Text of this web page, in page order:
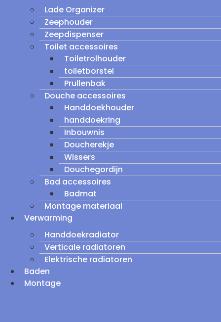
Lade Organizer
Zeephouder
Zeepdispenser
Toilet accessoires
Toiletrolhouder
toiletborstel
Prullenbak
Douche accessoires
Handdoekhouder
handdoekring
Inbouwnis
Doucherekje
Wissers
Douchegordijn
Bad accessoires
Badmat
Montage materiaal
Verwarming
Handdoekradiator
Verticale radiatoren
Elektrische radiatoren
Baden
Montage